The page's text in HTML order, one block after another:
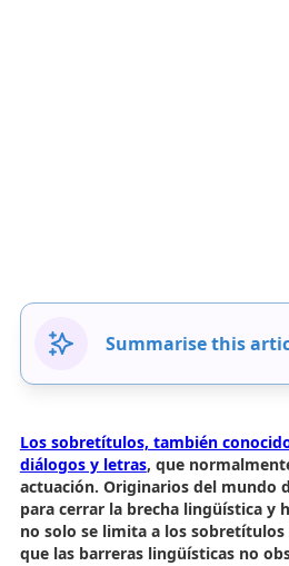
Summarise this
Los sobretítulos, también
diálogos y letras, que
actuación. Originarios del mundo
para cerrar la brecha lingüística y
no solo se limita a los
que las barreras lingüísticas no